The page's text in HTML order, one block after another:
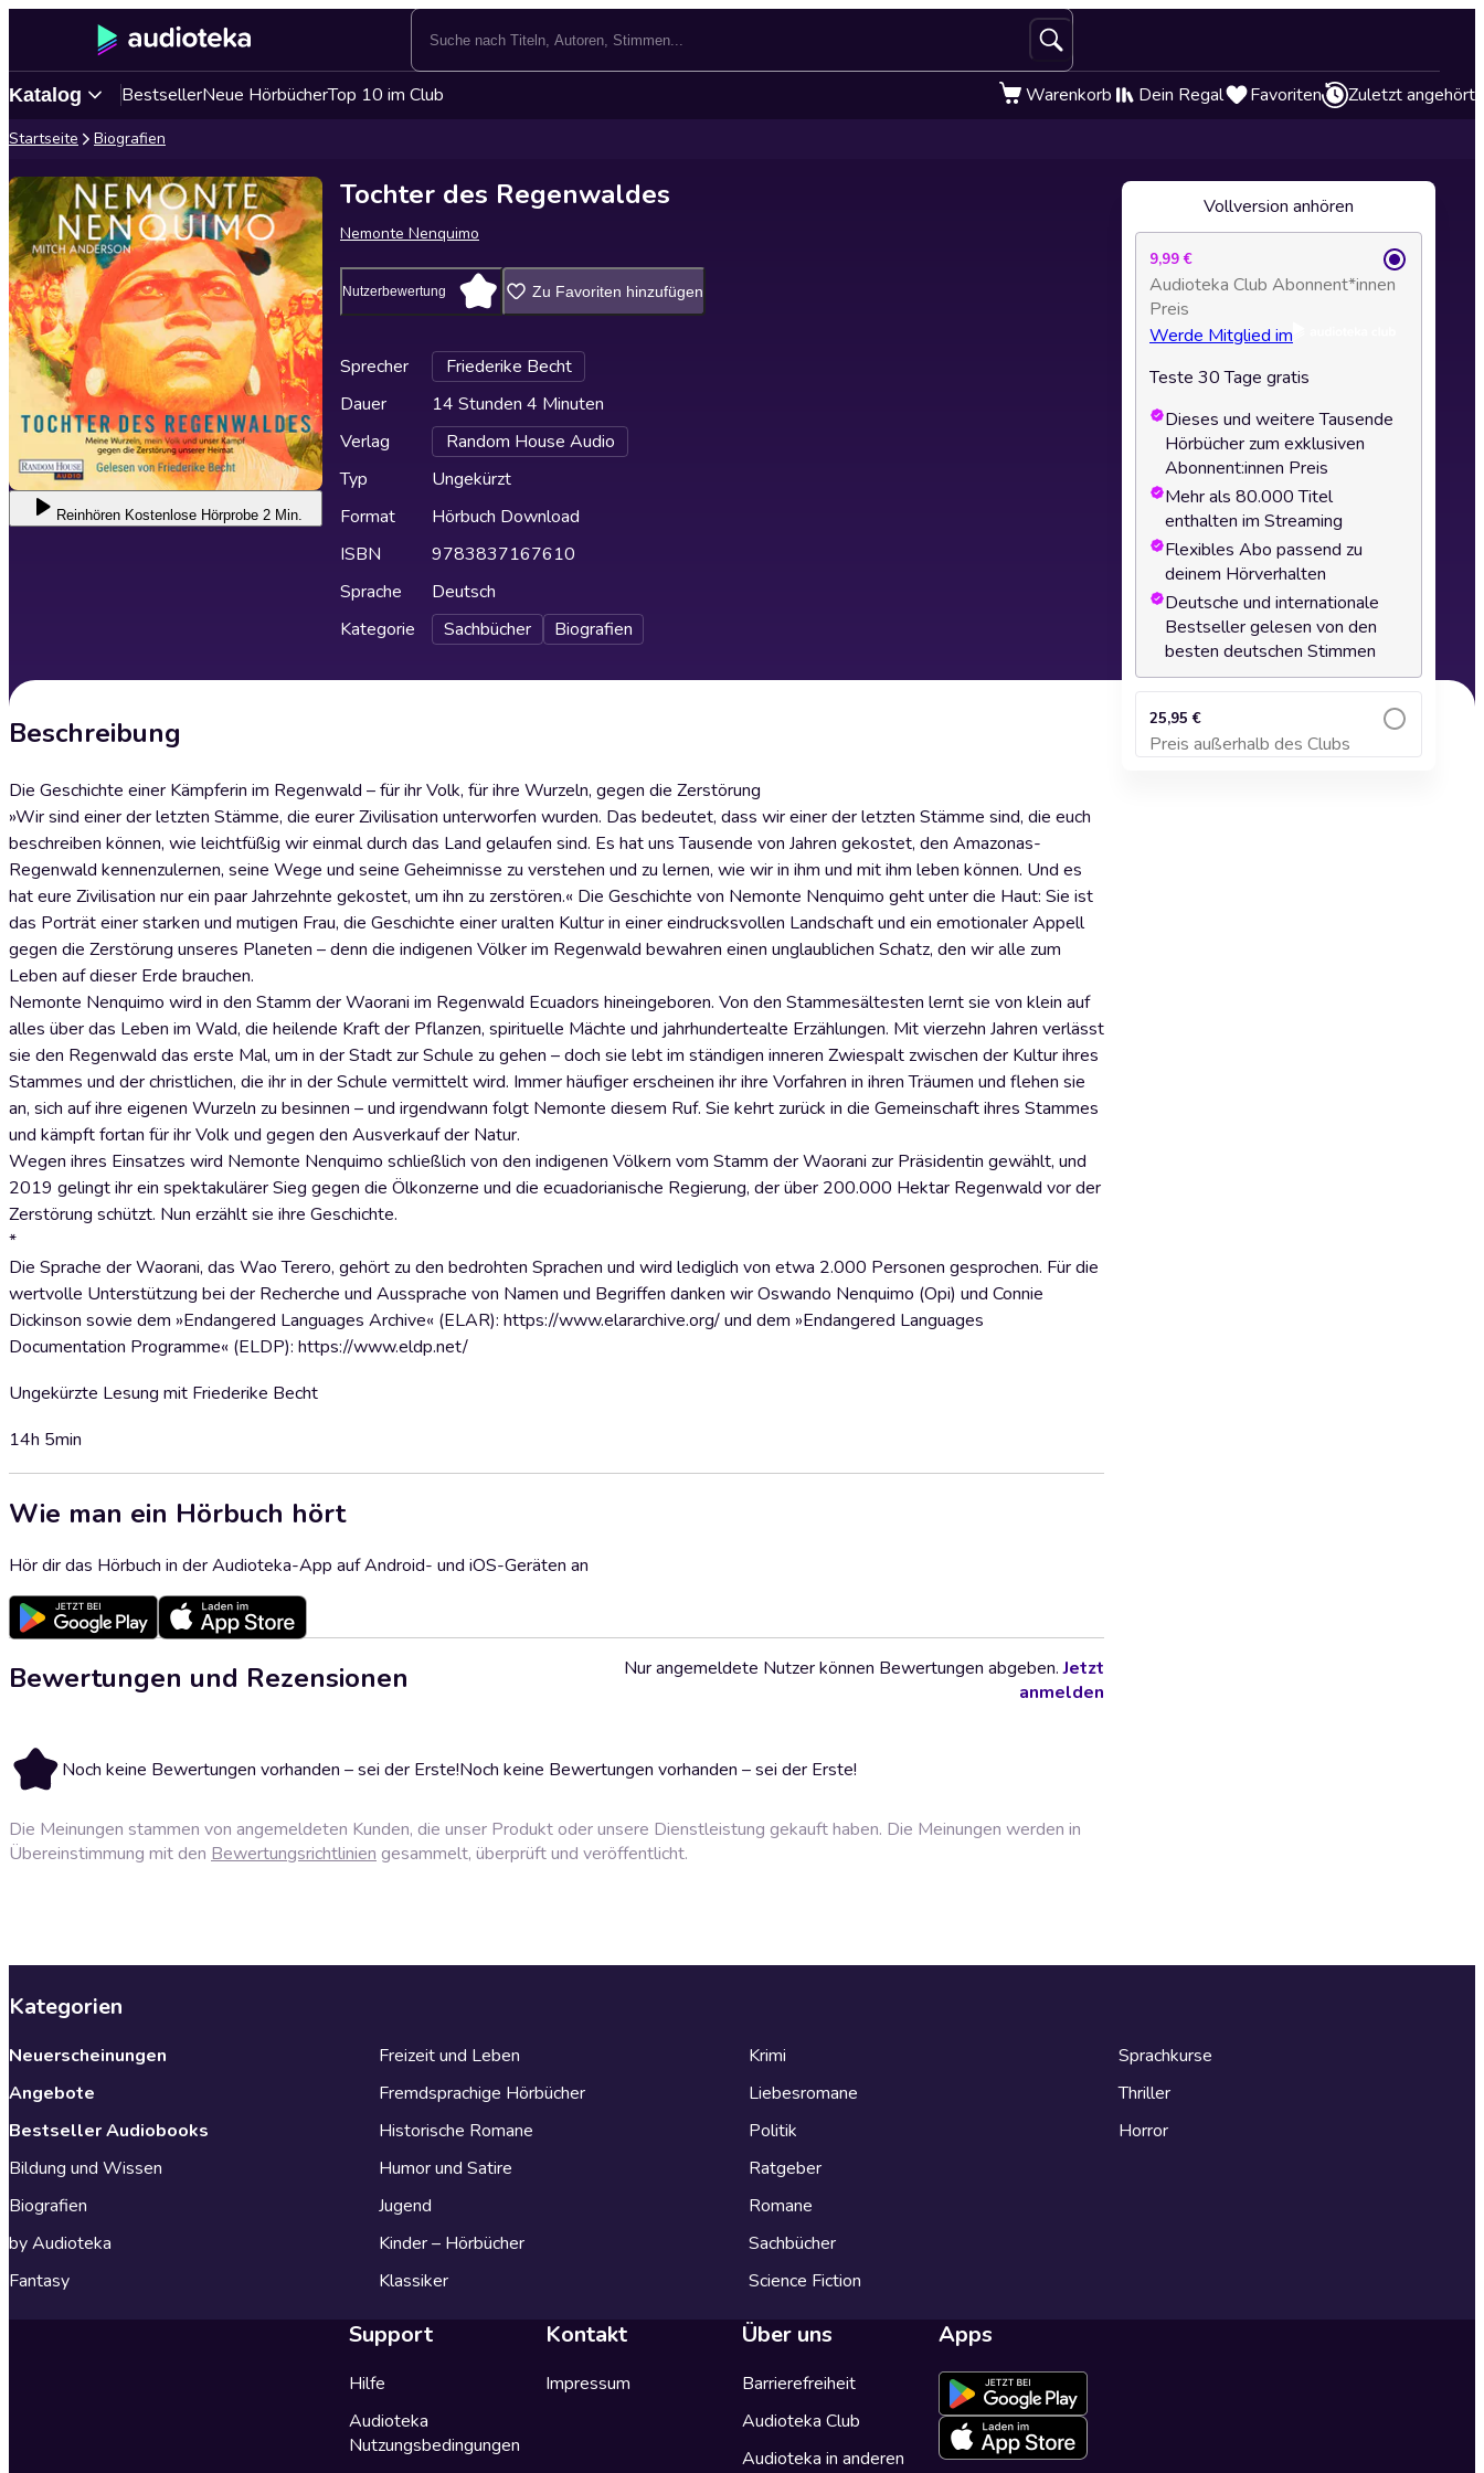
Katalog BestsellerNeue HörbücherTop 10 im Club Warenkorb Dein Regal Favoriten Zuletzt angehört
Startseite Biografien
Reinhören Kostenlose Hörprobe 2 Min.
Tochter des Regenwaldes
Nemonte Nenquimo
Nutzerbewertung Zu Favoriten hinzufügen
Sprecher
Friederike Becht
Dauer
14 Stunden 4 Minuten
Verlag
Random House Audio
Typ
Ungekürzt
Format
Hörbuch Download
ISBN
9783837167610
Sprache
Deutsch
Kategorie
Sachbücher Biografien
Beschreibung
Die Geschichte einer Kämpferin im Regenwald – für ihr Volk, für ihre Wurzeln, gegen die Zerstörung
»Wir sind einer der letzten Stämme, die eurer Zivilisation unterworfen wurden. Das bedeutet, dass wir einer der letzten Stämme sind, die euch
beschreiben können, wie leichtfüßig wir einmal durch das Land gelaufen sind. Es hat uns Tausende von Jahren gekostet, den Amazonas-
Regenwald kennenzulernen, seine Wege und seine Geheimnisse zu verstehen und zu lernen, wie wir in ihm und mit ihm leben können. Und es
hat eure Zivilisation nur ein paar Jahrzehnte gekostet, um ihn zu zerstören.« Die Geschichte von Nemonte Nenquimo geht unter die Haut: Sie ist
das Porträt einer starken und mutigen Frau, die Geschichte einer uralten Kultur in einer eindrucksvollen Landschaft und ein emotionaler Appell
gegen die Zerstörung unseres Planeten – denn die indigenen Völker im Regenwald bewahren einen unglaublichen Schatz, den wir alle zum
Leben auf dieser Erde brauchen.
Nemonte Nenquimo wird in den Stamm der Waorani im Regenwald Ecuadors hineingeboren. Von den Stammesältesten lernt sie von klein auf
alles über das Leben im Wald, die heilende Kraft der Pflanzen, spirituelle Mächte und jahrhundertealte Erzählungen. Mit vierzehn Jahren verlässt
sie den Regenwald das erste Mal, um in der Stadt zur Schule zu gehen – doch sie lebt im ständigen inneren Zwiespalt zwischen der Kultur ihres
Stammes und der christlichen, die ihr in der Schule vermittelt wird. Immer häufiger erscheinen ihr ihre Vorfahren in ihren Träumen und flehen sie
an, sich auf ihre eigenen Wurzeln zu besinnen – und irgendwann folgt Nemonte diesem Ruf. Sie kehrt zurück in die Gemeinschaft ihres Stammes
und kämpft fortan für ihr Volk und gegen den Ausverkauf der Natur.
Wegen ihres Einsatzes wird Nemonte Nenquimo schließlich von den indigenen Völkern vom Stamm der Waorani zur Präsidentin gewählt, und
2019 gelingt ihr ein spektakulärer Sieg gegen die Ölkonzerne und die ecuadorianische Regierung, der über 200.000 Hektar Regenwald vor der
Zerstörung schützt. Nun erzählt sie ihre Geschichte.
*
Die Sprache der Waorani, das Wao Terero, gehört zu den bedrohten Sprachen und wird lediglich von etwa 2.000 Personen gesprochen. Für die
wertvolle Unterstützung bei der Recherche und Aussprache von Namen und Begriffen danken wir Oswando Nenquimo (Opi) und Connie
Dickinson sowie dem »Endangered Languages Archive« (ELAR): https://www.elararchive.org/ und dem »Endangered Languages
Documentation Programme« (ELDP): https://www.eldp.net/
Ungekürzte Lesung mit Friederike Becht
14h 5min
Wie man ein Hörbuch hört
Hör dir das Hörbuch in der Audioteka-App auf Android- und iOS-Geräten an
Bewertungen und Rezensionen
Noch keine Bewertungen vorhanden – sei der Erste!Noch keine Bewertungen vorhanden – sei der Erste!
Nur angemeldete Nutzer können Bewertungen abgeben.Jetzt
anmelden
Die Meinungen stammen von angemeldeten Kunden, die unser Produkt oder unsere Dienstleistung gekauft haben. Die Meinungen werden in
Übereinstimmung mit den Bewertungsrichtlinien gesammelt, überprüft und veröffentlicht.
Vollversion anhören
9,99 €
Audioteka Club Abonnent*innen
Preis
Werde Mitglied im
Teste 30 Tage gratis
Dieses und weitere Tausende
Hörbücher zum exklusiven
Abonnent:innen Preis
Mehr als 80.000 Titel
enthalten im Streaming
Flexibles Abo passend zu
deinem Hörverhalten
Deutsche und internationale
Bestseller gelesen von den
besten deutschen Stimmen
25,95 €
Preis außerhalb des Clubs
Zum Warenkorb hinzufügen
Kategorien
Neuerscheinungen
Angebote
Bestseller Audiobooks
Bildung und Wissen
Biografien
by Audioteka
Fantasy
Freizeit und Leben
Fremdsprachige Hörbücher
Historische Romane
Humor und Satire
Jugend
Kinder – Hörbücher
Klassiker
Krimi
Liebesromane
Politik
Ratgeber
Romane
Sachbücher
Science Fiction
Sprachkurse
Thriller
Horror
Support
Hilfe
Audioteka
Nutzungsbedingungen
Kontakt
Impressum
Über uns
Barrierefreiheit
Audioteka Club
Audioteka in anderen
Apps